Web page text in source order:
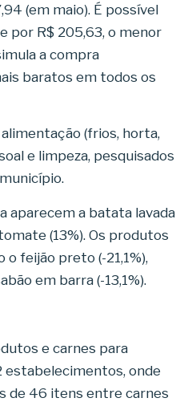
(em maio). É possível
por R$ 205,63, o menor
a compra
baratos em todos os
(frios, horta,
e limpeza, pesquisados
aparecem a batata lavada
(13%). Os produtos
feijão preto (-21,1%),
em barra (-13,1%).
e carnes para
estabelecimentos, onde
de 46 itens entre carnes